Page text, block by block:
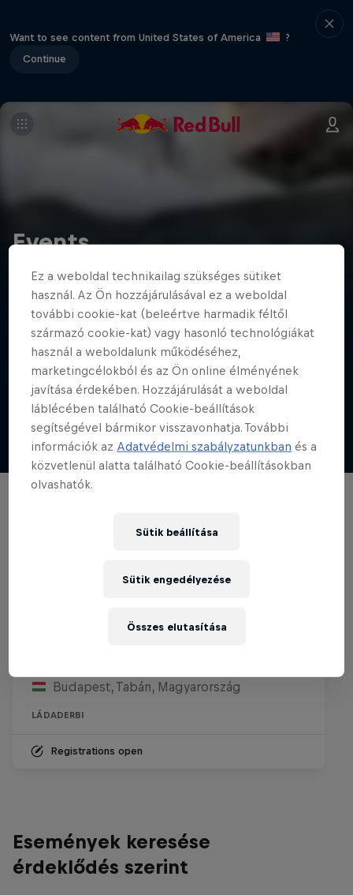
Want to see content from United States of America
?
Continue
Events
event calendar to see past and upcoming events: bike,
motorsport, surfing, winter sport, music, gaming and
much more.
Red Bull Ládaderbi - Budapest
Budapest, Tabán, Magyarország
LÁDADERBI
Registrations open
Események keresése
érdeklődés szerint
Ez a weboldal technikailag szükséges sütiket
használ. Az Ön hozzájárulásával ez a weboldal
további cookie-kat (beleértve harmadik féltől
származó cookie-kat) vagy hasonló technológiákat
használ a weboldalunk működéséhez,
marketingcélokból és az Ön online élményének
javítása érdekében. Hozzájárulását a weboldal
láblécében található Cookie-beállítások
segítségével bármikor visszavonhatja. További
információk az Adatvédelmi szabályzatunkban és a
közvetlenül alatta található Cookie-beállításokban
olvashatók.
Sütik beállítása
Összes elutasítása
Sütik engedélyezése